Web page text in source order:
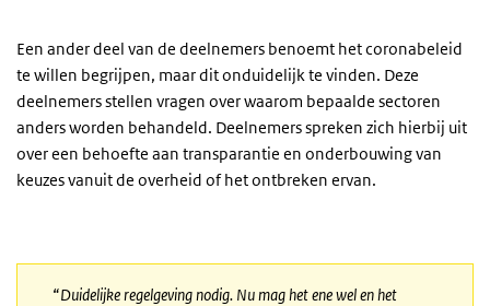
Een ander deel van de deelnemers benoemt het coronabeleid
te willen begrijpen, maar dit onduidelijk te vinden. Deze
deelnemers stellen vragen over waarom bepaalde sectoren
anders worden behandeld. Deelnemers spreken zich hierbij uit
over een behoefte aan transparantie en onderbouwing van
keuzes vanuit de overheid of het ontbreken ervan.
“Duidelijke regelgeving nodig. Nu mag het ene wel en het